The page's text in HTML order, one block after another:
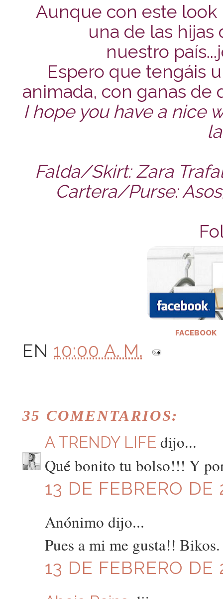
Aunque con este
una de las
nuestro
Espero que tengáis
animada, con ganas de
I hope you have a nice
Falda/Skirt: Zara
Cartera/Purse:
FACEBOOK
EN 10:00 A. M.
35 COMENTARIOS:
A TRENDY LIFE dijo...
Qué bonito tu bolso!!! Y
13 DE FEBRERO
Anónimo dijo...
Pues a mi me gusta!!
13 DE FEBRERO